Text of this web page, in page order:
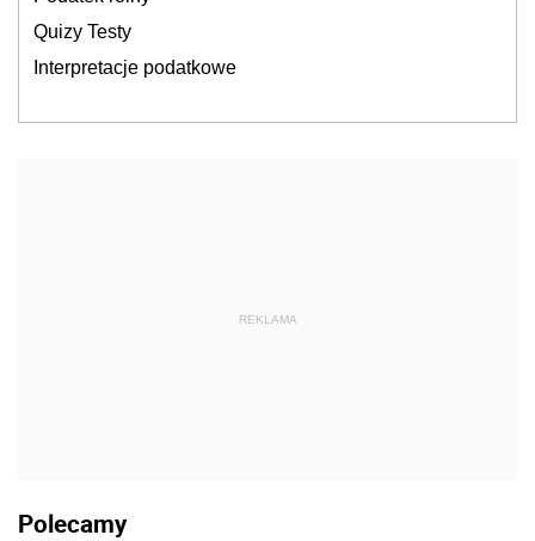
Quizy Testy
Interpretacje podatkowe
REKLAMA
Polecamy